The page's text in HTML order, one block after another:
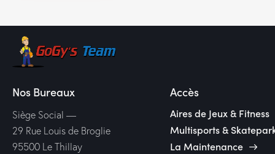
Nos Bureaux
Siège Social —
29 Rue Louis de Broglie
95500 Le Thillay
Accès
Aires de Jeux & Fitness
Multisports &
La Maintenance